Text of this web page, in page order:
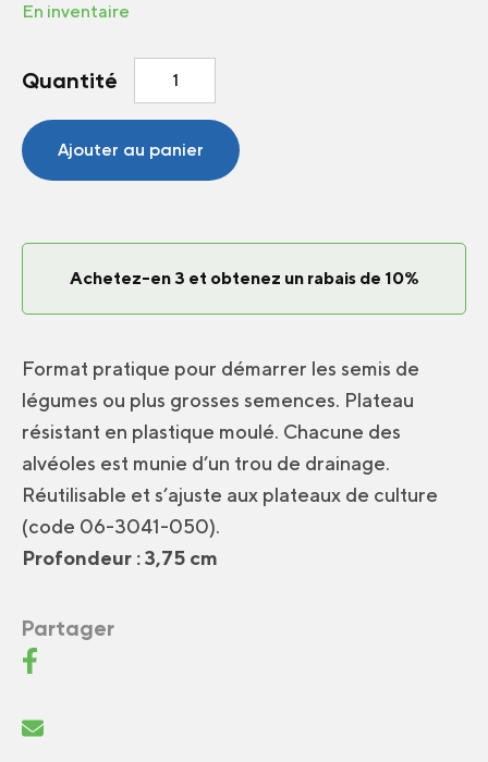
En inventaire
Quantité
quantité
Plateau
à
Ajouter au panier
Achetez-en 3 et obtenez un rabais de 10%
Format pratique pour démarrer les semis de
légumes ou plus grosses semences. Plateau
résistant en plastique moulé. Chacune des
alvéoles est munie d’un trou de drainage.
Réutilisable et s’ajuste aux plateaux de culture
(code 06-3041-050).
Profondeur : 3,75 cm
Partager